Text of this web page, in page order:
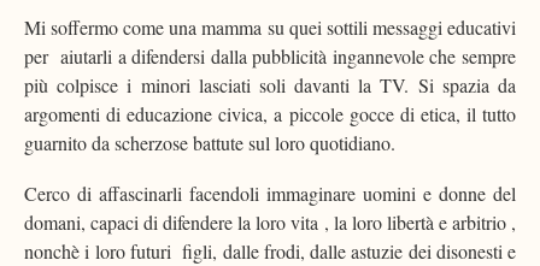
Mi soffermo come una mamma su quei sottili messaggi educativi
per aiutarli a difendersi dalla pubblicità ingannevole che sempre
più colpisce i minori lasciati soli davanti la TV. Si spazia da
argomenti di educazione civica, a piccole gocce di etica, il tutto
guarnito da scherzose battute sul loro quotidiano.
Cerco di affascinarli facendoli immaginare uomini e donne del
domani, capaci di difendere la loro vita , la loro libertà e arbitrio ,
nonchè i loro futuri figli, dalle frodi, dalle astuzie dei disonesti e